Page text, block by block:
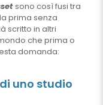
sono così fusi tra
prima senza
scritto in altri
che prima o
domanda:
uno studio